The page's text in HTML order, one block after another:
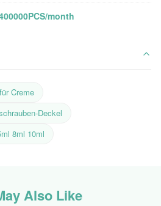
month
Creme
Deckel
8ml 10ml
Also Like